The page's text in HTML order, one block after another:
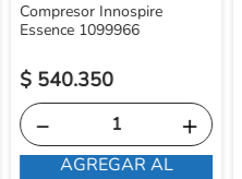
Compresor Innospire
Essence 1099966
$ 540.350
＋
－
AGREGAR AL